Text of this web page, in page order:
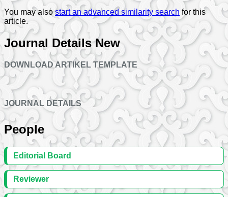
You may alsostart an advanced similarity search for this
article.
Journal Details New
DOWNLOAD ARTIKEL TEMPLATE
JOURNAL DETAILS
People
Editorial Board
Reviewer